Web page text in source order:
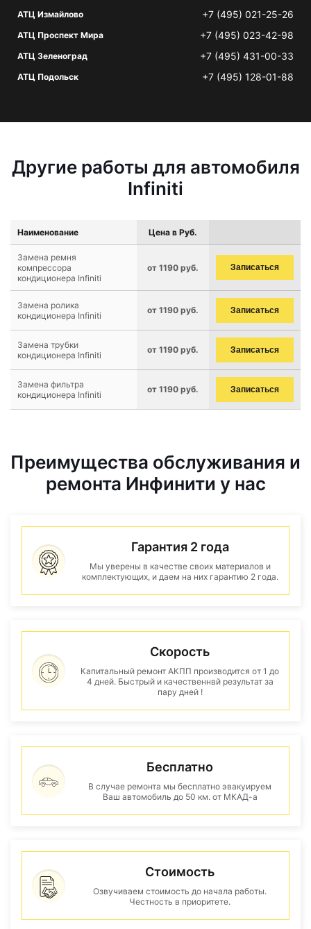
АТЦ Измайлово +7 (495) 021-25-26
АТЦ Проспект Мира +7 (495) 023-42-98
АТЦ Зеленоград +7 (495) 431-00-33
АТЦ Подольск +7 (495) 128-01-88
Другие работы для автомобиля
Infiniti
Наименование Цена в Руб.
Замена ремня
компрессора
кондиционера Infiniti
от 1190 руб. Записаться
Замена ролика
кондиционера Infiniti
от 1190 руб. Записаться
Замена трубки
кондиционера Infiniti
от 1190 руб. Записаться
Замена фильтра
кондиционера Infiniti
от 1190 руб. Записаться
Преимущества обслуживания и
ремонта Инфинити у нас
Гарантия 2 года
Мы уверены в качестве своих материалов и
комплектующих, и даем на них гарантию 2 года.
Скорость
Капитальный ремонт АКПП производится от 1 до
4 дней. Быстрый и качественнвй результат за
пару дней !
Бесплатно
В случае ремонта мы бесплатно эвакуируем
Ваш автомобиль до 50 км. от МКАД-а
Стоимость
Озвучиваем стоимость до начала работы.
Честность в приоритете.